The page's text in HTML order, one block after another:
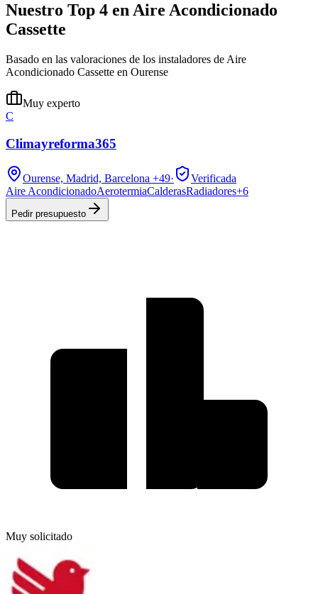
Nuestro Top 4 en Aire Acondicionado
Cassette
Basado en las valoraciones de los instaladores de Aire
Acondicionado Cassette en Ourense
Muy experto
C
Climayreforma365
Ourense, Madrid, Barcelona +49·
Verificada
Aire AcondicionadoAerotermiaCalderasRadiadores+6
Pedir presupuesto
Muy solicitado